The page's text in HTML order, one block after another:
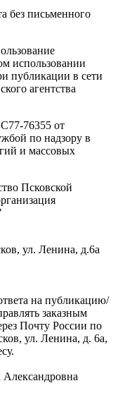
без письменного
использовании
публикации в сети
агентства
76355 от
по надзору в
и массовых
Псковской
ул. Ленина, д.6а
на публикацию/
заказным
Почту России по
ул. Ленина, д. 6а,